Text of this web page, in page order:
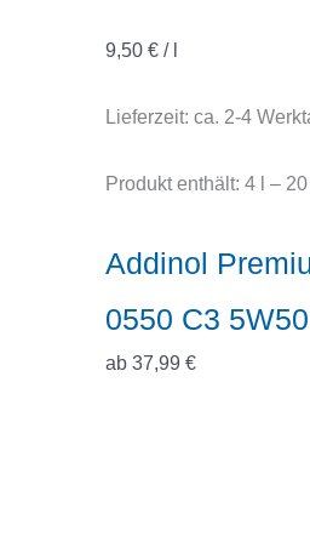
9,50 €/
Lieferzeit: ca. 2-4
Produkt enthält: 4 – 20
Addinol
0550 C3 5W50
ab 37,99 €